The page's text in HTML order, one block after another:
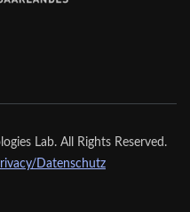
Lab. All Rights Reserved.
Datenschutz